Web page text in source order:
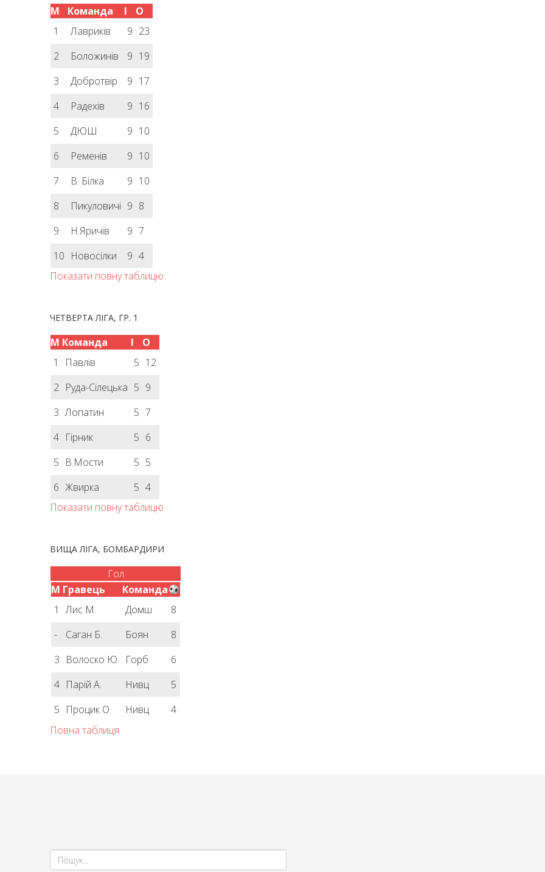
М Команда І
О
1
Лавриків 9 23
2
Боложинів 9 19
3
Добротвір 9 17
4
Радехів 9 16
5
ДЮШ 9 10
6
Ременів 9 10
7
В. Білка 9 10
8
Пикуловичі 9 8
9
Н.Яричів 9 7
10 Новосілки 9 4
Показати повну таблицю
ЧЕТВЕРТА ЛІГА, ГР. 1
М Команда І
О
1
Павлів 5 12
2 Руда-Сілецька 5 9
3 Лопатин 5 7
4 Гірник 5 6
5 В.Мости 5 5
6 Жвирка 5 4
Показати повну таблицю
ВИЩА ЛІГА, БОМБАРДИРИ
Гол
М Гравець
Команда
1
Лис М. Домш
8
-
Саган Б. Боян
8
3 Волоско Ю. Горб
6
4 Парій А. Нивц
5
5 Процик О. Нивц
4
Повна таблиця